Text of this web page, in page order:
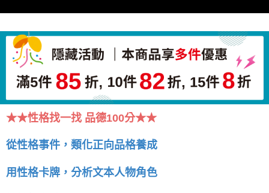
★★性格找一找 品德100分★★
從性格事件，類化正向品格養成
用性格卡牌，分析文本人物角色